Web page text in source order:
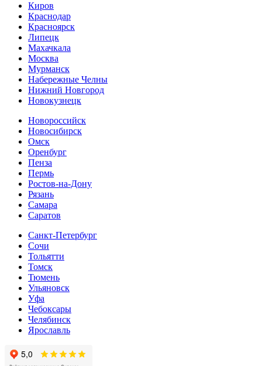
Киров
Краснодар
Красноярск
Липецк
Махачкала
Москва
Мурманск
Набережные Челны
Нижний Новгород
Новокузнецк
Новороссийск
Новосибирск
Омск
Оренбург
Пенза
Пермь
Ростов-на-Дону
Рязань
Самара
Cаратов
Санкт-Петербург
Сочи
Тольятти
Томск
Тюмень
Ульяновск
Уфа
Чебоксары
Челябинск
Ярославль